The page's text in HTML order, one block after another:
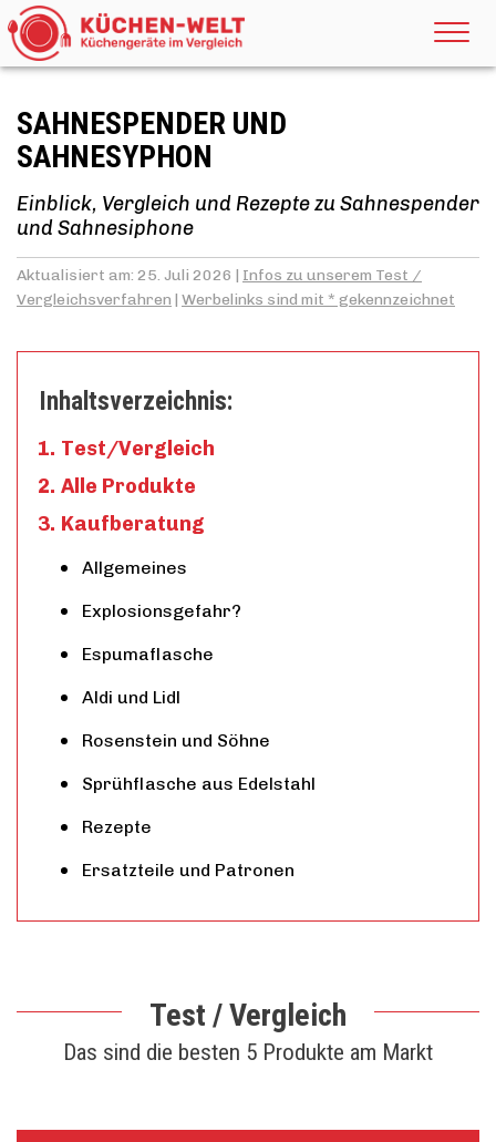
SAHNESPENDER UND
SAHNESYPHON
Einblick, Vergleich und Rezepte zu Sahnespender
und Sahnesiphone
Aktualisiert am: 25. Juli 2026 | Infos zu unserem Test /
Vergleichsverfahren | Werbelinks sind mit * gekennzeichnet
Inhaltsverzeichnis:
Test/Vergleich
Alle Produkte
Kaufberatung
Allgemeines
Explosionsgefahr?
Espumaflasche
Aldi und Lidl
Rosenstein und Söhne
Sprühflasche aus Edelstahl
Rezepte
Ersatzteile und Patronen
Test / Vergleich
Das sind die besten 5 Produkte am Markt